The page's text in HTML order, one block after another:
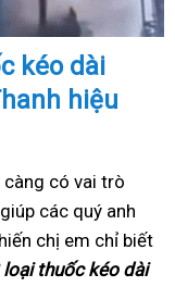
kéo dài
hiệu
có vai trò
các quý anh
chị em chỉ biết
loại thuốc kéo dài